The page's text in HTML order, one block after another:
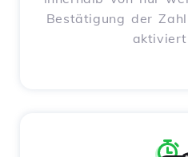
Bestätigung der